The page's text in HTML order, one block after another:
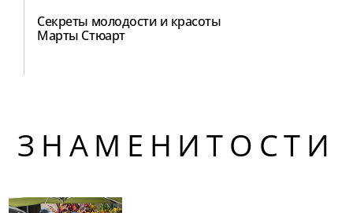
Секреты молодости и красоты
Марты Стюарт
ЗНАМЕНИТОСТИ